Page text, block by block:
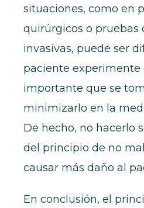
situaciones, como en
quirúrgicos o pruebas
invasivas, puede ser
paciente experimente
importante que se
minimizarlo en la
De hecho, no hacerlo
del principio de no
causar más daño al
En conclusión, el